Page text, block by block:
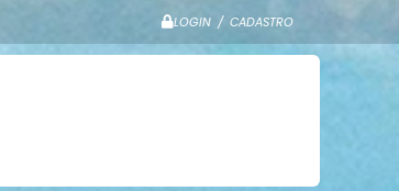
LOGIN / CADASTRO